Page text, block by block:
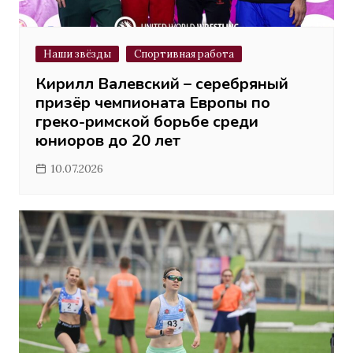
Наши звёзды Спортивная работа
Кирилл Валевский – серебряный
призёр чемпионата Европы по
греко-римской борьбе среди
юниоров до 20 лет
10.07.2026